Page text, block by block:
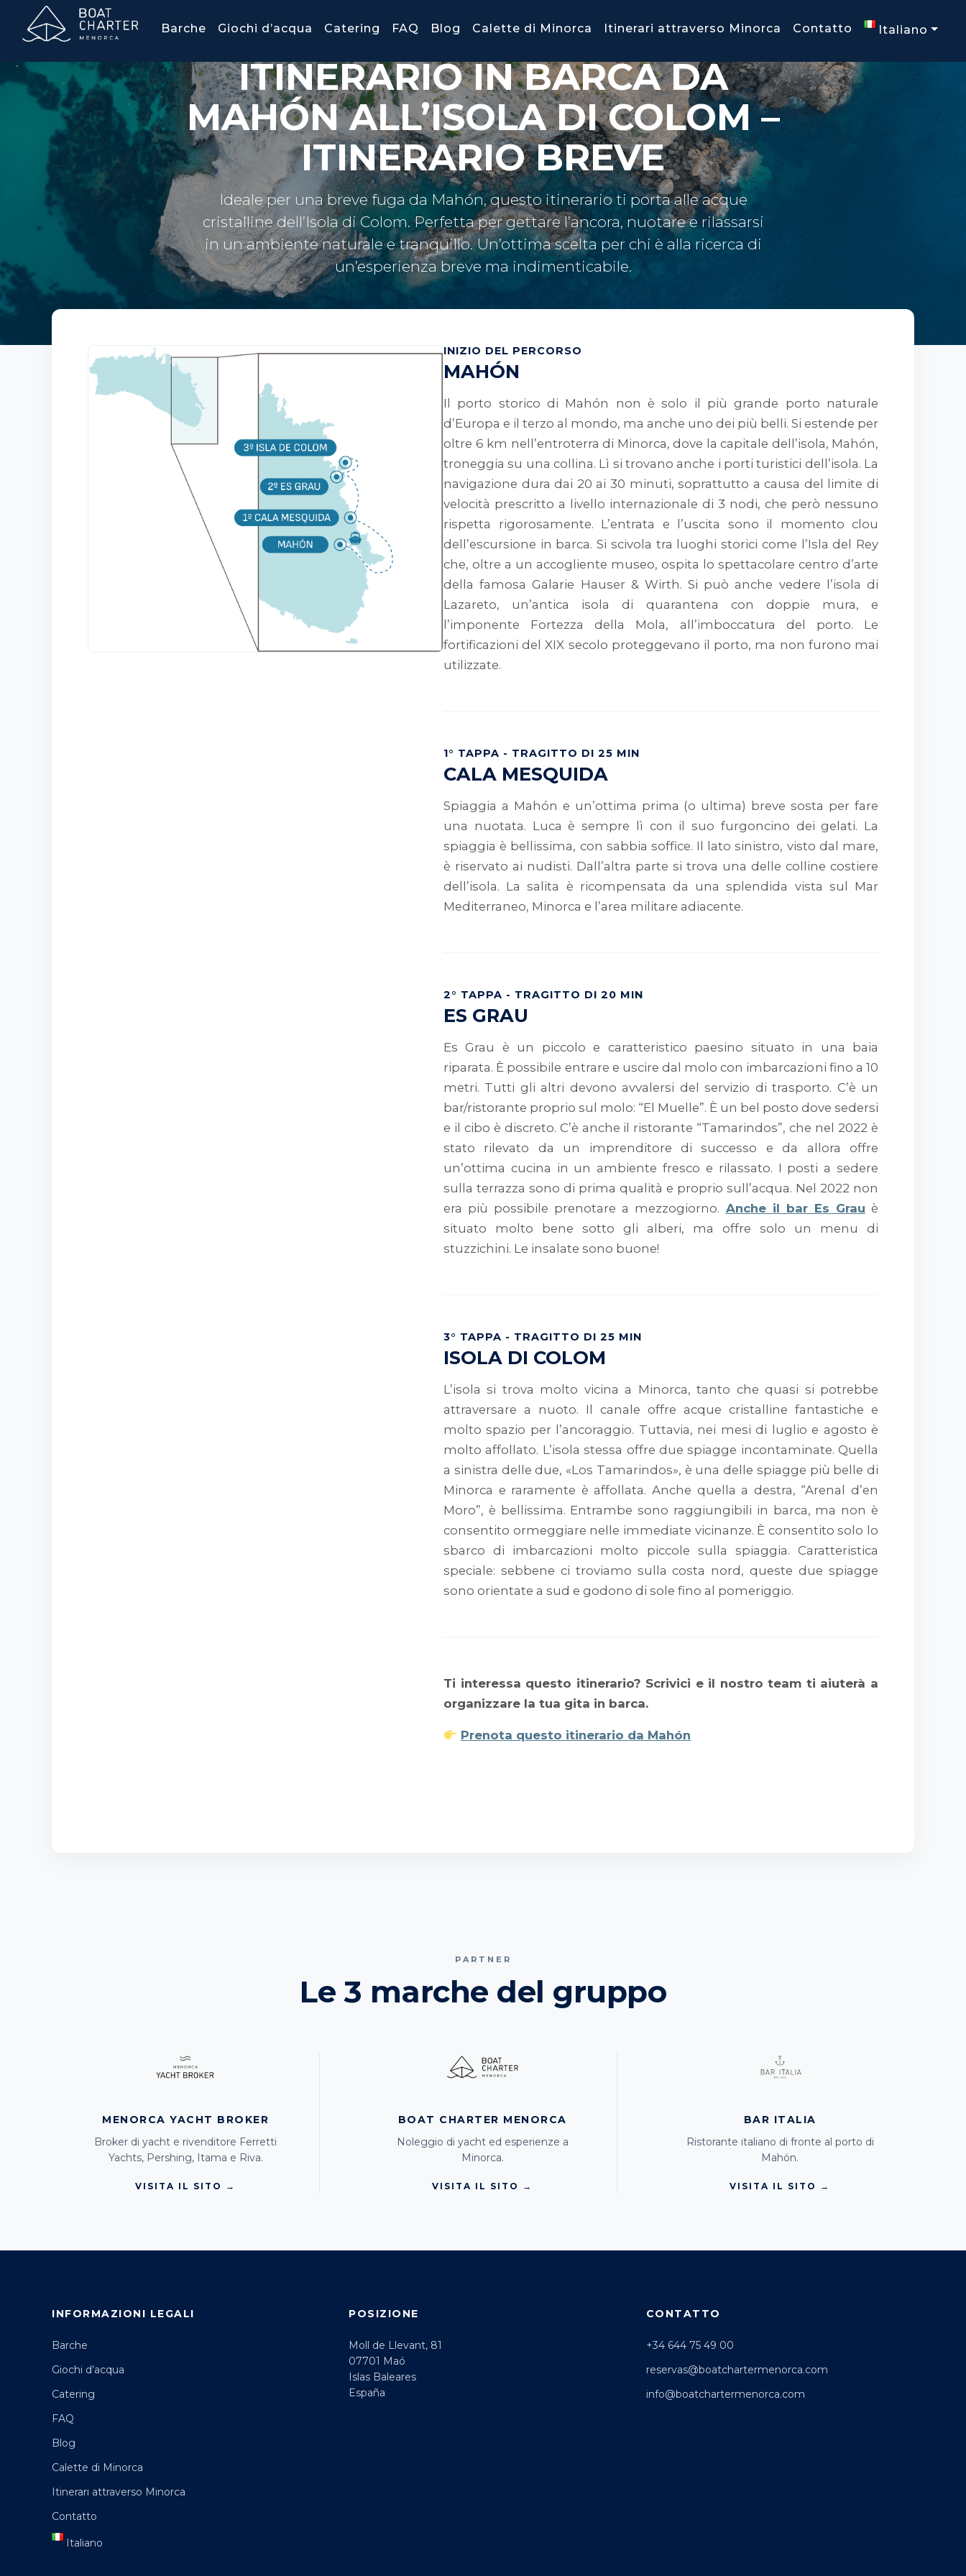
Barche Giochi d’acqua Catering FAQ Blog Calette di Minorca Itinerari attraverso Minorca Contatto Italiano
ITINERARIO IN BARCA DA
MAHÓN ALL’ISOLA DI COLOM –
ITINERARIO BREVE
Ideale per una breve fuga da Mahón, questo itinerario ti porta alle acque
cristalline dell’Isola di Colom. Perfetta per gettare l’ancora, nuotare e rilassarsi
in un ambiente naturale e tranquillo. Un’ottima scelta per chi è alla ricerca di
un’esperienza breve ma indimenticabile.
INIZIO DEL PERCORSO
MAHÓN
Il porto storico di Mahón non è solo il più grande porto naturale
d’Europa e il terzo al mondo, ma anche uno dei più belli. Si estende per
oltre 6 km nell’entroterra di Minorca, dove la capitale dell’isola, Mahón,
troneggia su una collina. Lì si trovano anche i porti turistici dell’isola. La
navigazione dura dai 20 ai 30 minuti, soprattutto a causa del limite di
velocità prescritto a livello internazionale di 3 nodi, che però nessuno
rispetta rigorosamente. L’entrata e l’uscita sono il momento clou
dell’escursione in barca. Si scivola tra luoghi storici come l’Isla del Rey
che, oltre a un accogliente museo, ospita lo spettacolare centro d’arte
della famosa Galarie Hauser & Wirth. Si può anche vedere l’isola di
Lazareto, un’antica isola di quarantena con doppie mura, e
l’imponente Fortezza della Mola, all’imboccatura del porto. Le
fortificazioni del XIX secolo proteggevano il porto, ma non furono mai
utilizzate.
1° TAPPA - TRAGITTO DI 25 MIN
CALA MESQUIDA
Spiaggia a Mahón e un’ottima prima (o ultima) breve sosta per fare
una nuotata. Luca è sempre lì con il suo furgoncino dei gelati. La
spiaggia è bellissima, con sabbia soffice. Il lato sinistro, visto dal mare,
è riservato ai nudisti. Dall’altra parte si trova una delle colline costiere
dell’isola. La salita è ricompensata da una splendida vista sul Mar
Mediterraneo, Minorca e l’area militare adiacente.
2° TAPPA - TRAGITTO DI 20 MIN
ES GRAU
Es Grau è un piccolo e caratteristico paesino situato in una baia
riparata. È possibile entrare e uscire dal molo con imbarcazioni fino a 10
metri. Tutti gli altri devono avvalersi del servizio di trasporto. C’è un
bar/ristorante proprio sul molo: “El Muelle”. È un bel posto dove sedersi
e il cibo è discreto. C’è anche il ristorante “Tamarindos”, che nel 2022 è
stato rilevato da un imprenditore di successo e da allora offre
un’ottima cucina in un ambiente fresco e rilassato. I posti a sedere
sulla terrazza sono di prima qualità e proprio sull’acqua. Nel 2022 non
era più possibile prenotare a mezzogiorno. Anche il bar Es Grau è
situato molto bene sotto gli alberi, ma offre solo un menu di
stuzzichini. Le insalate sono buone!
3° TAPPA - TRAGITTO DI 25 MIN
ISOLA DI COLOM
L’isola si trova molto vicina a Minorca, tanto che quasi si potrebbe
attraversare a nuoto. Il canale offre acque cristalline fantastiche e
molto spazio per l’ancoraggio. Tuttavia, nei mesi di luglio e agosto è
molto affollato. L’isola stessa offre due spiagge incontaminate. Quella
a sinistra delle due, «Los Tamarindos», è una delle spiagge più belle di
Minorca e raramente è affollata. Anche quella a destra, “Arenal d’en
Moro”, è bellissima. Entrambe sono raggiungibili in barca, ma non è
consentito ormeggiare nelle immediate vicinanze. È consentito solo lo
sbarco di imbarcazioni molto piccole sulla spiaggia. Caratteristica
speciale: sebbene ci troviamo sulla costa nord, queste due spiagge
sono orientate a sud e godono di sole fino al pomeriggio.
Ti interessa questo itinerario? Scrivici e il nostro team ti aiuterà a
organizzare la tua gita in barca.
Prenota questo itinerario da Mahón
PARTNER
Le 3 marche del gruppo
MENORCA YACHT BROKER
Broker di yacht e rivenditore Ferretti
Yachts, Pershing, Itama e Riva.
VISITA IL SITO →
BOAT CHARTER MENORCA
Noleggio di yacht ed esperienze a
Minorca.
VISITA IL SITO →
BAR ITALIA
Ristorante italiano di fronte al porto di
Mahón.
VISITA IL SITO →
INFORMAZIONI LEGALI
Barche
Giochi d’acqua
Catering
FAQ
Blog
Calette di Minorca
Itinerari attraverso Minorca
Contatto
Italiano
POSIZIONE
Moll de Llevant, 81
07701 Maó
Islas Baleares
España
CONTATTO
+34 644 75 49 00
reservas@boatchartermenorca.com
info@boatchartermenorca.com